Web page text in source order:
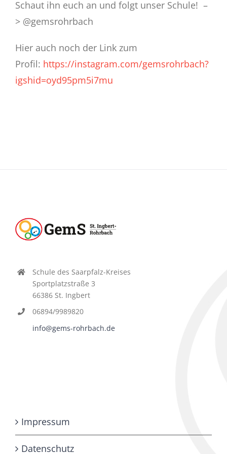
Eltern
Gemsi BLOG
Schaut ihn euch an und folgt unser Schule! –
> @gemsrohrbach
Hier auch noch der Link zum
Profil: https://instagram.com/gemsrohrbach?
igshid=oyd95pm5i7mu
Schule des Saarpfalz-Kreises
Sportplatzstraße 3
66386 St. Ingbert
06894/9989820
info@gems-rohrbach.de
Impressum
Datenschutz